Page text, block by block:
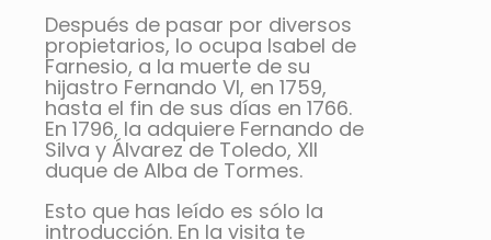
Después de pasar por diversos
propietarios, lo ocupa Isabel de
Farnesio, a la muerte de su
hijastro Fernando VI, en 1759,
hasta el fin de sus días en 1766.
En 1796, la adquiere Fernando de
Silva y Álvarez de Toledo, XII
duque de Alba de Tormes.
Esto que has leído es sólo la
introducción. En la visita te